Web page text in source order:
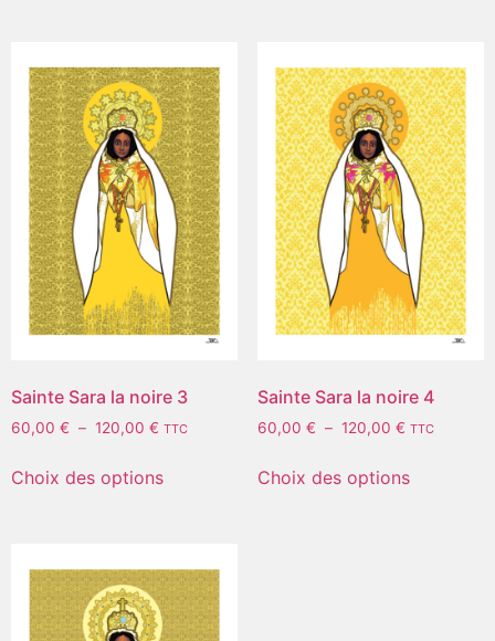
Sainte Sara la noire 3
60,00 € – 120,00 € TTC
Choix des options
Sainte Sara la noire 4
60,00 € – 120,00 € TTC
Choix des options